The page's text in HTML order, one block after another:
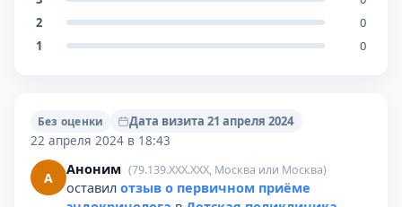
2
0
1
0
Без оценки
Дата визита 21 апреля 2024
22 апреля 2024 в 18:43
А Аноним (79.139.XXX.XXX, Москва или Москва)
оставил отзыв о первичном приёме